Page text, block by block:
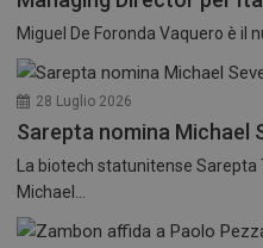
Miguel De Foronda Vaquero è il
28 Luglio 2026
Sarepta nomina Michael
La biotech statunitense
Michael...